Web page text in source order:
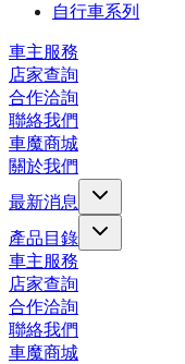
自行車系列
車主服務
店家查詢
合作洽詢
聯絡我們
車魔商城
關於我們
最新消息
產品目錄
車主服務
店家查詢
合作洽詢
聯絡我們
車魔商城